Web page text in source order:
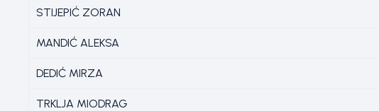
STIJEPIĆ ZORAN
MANDIĆ ALEKSA
DEDIĆ MIRZA
TRKLJA MIODRAG